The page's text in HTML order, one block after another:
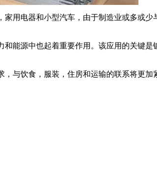
电器和小型汽车，由于制造业或多或少
源中也起着重要作用。该应用的关键是
饮食，服装，住房和运输的联系将更加